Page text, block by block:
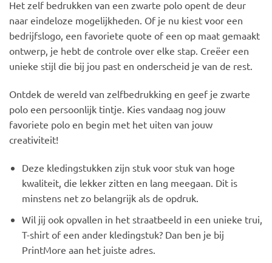
Het zelf bedrukken van een zwarte polo opent de deur
naar eindeloze mogelijkheden. Of je nu kiest voor een
bedrijfslogo, een favoriete quote of een op maat gemaakt
ontwerp, je hebt de controle over elke stap. Creëer een
unieke stijl die bij jou past en onderscheid je van de rest.
Ontdek de wereld van zelfbedrukking en geef je zwarte
polo een persoonlijk tintje. Kies vandaag nog jouw
favoriete polo en begin met het uiten van jouw
creativiteit!
Deze kledingstukken zijn stuk voor stuk van hoge
kwaliteit, die lekker zitten en lang meegaan. Dit is
minstens net zo belangrijk als de opdruk.
Wil jij ook opvallen in het straatbeeld in een unieke trui,
T-shirt of een ander kledingstuk? Dan ben je bij
PrintMore aan het juiste adres.